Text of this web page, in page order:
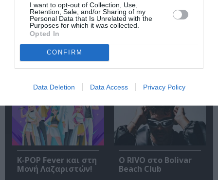
I want to opt-out of Collection, Use,
Retention, Sale, and/or Sharing of my
Personal Data that Is Unrelated with the
Purposes for which it was collected.
Opted In
CONFIRM
Data Deletion Data Access Privacy Policy
Η Μουσική
Τεχνόπολη 2026
υποδέχεται έναν
δυναμικό
συναυλιακό
Νατάσσα
K-POP Fever και στη
Μονή Λαζαριστών!
Ο RIVO στο Bolivar
Beach Club